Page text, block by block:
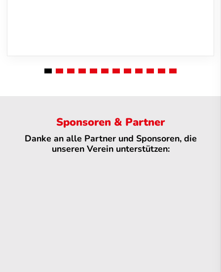
Sponsoren & Partner
Danke an alle Partner und Sponsoren, die
unseren Verein unterstützen: